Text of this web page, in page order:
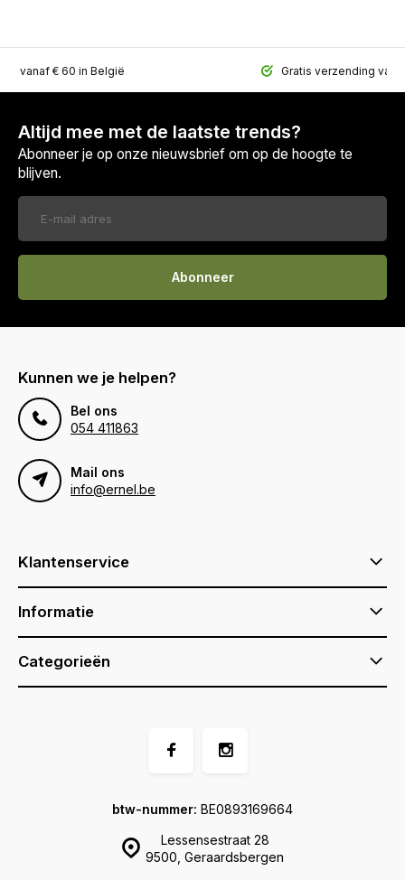
vanaf € 60 in België Gratis verzending
Altijd mee met de laatste trends?
Abonneer je op onze nieuwsbrief om op de hoogte te
blijven.
Abonneer
Kunnen we je helpen?
Bel ons
054 411863
Mail ons
info@ernel.be
Klantenservice
Informatie
Categorieën
Lessensestraat 28
9500, Geraardsbergen
btw-nummer: BE0893169664